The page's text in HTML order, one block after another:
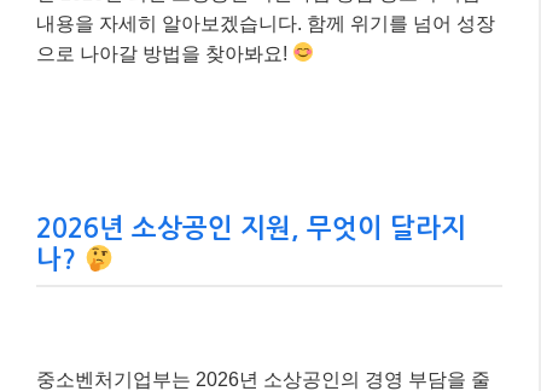
내용을 자세히 알아보겠습니다. 함께 위기를 넘어 성장
으로 나아갈 방법을 찾아봐요!
2026년 소상공인 지원, 무엇이 달라지
나?
중소벤처기업부는 2026년 소상공인의 경영 부담을 줄